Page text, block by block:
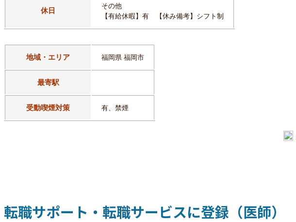
休日
その他
【有給休暇】有 【休み備考】シフト制
地域・エリア 福岡県 福岡市
最寄駅
受動喫煙対策 有、禁煙
転職サポート・転職サービスに登録（医師）